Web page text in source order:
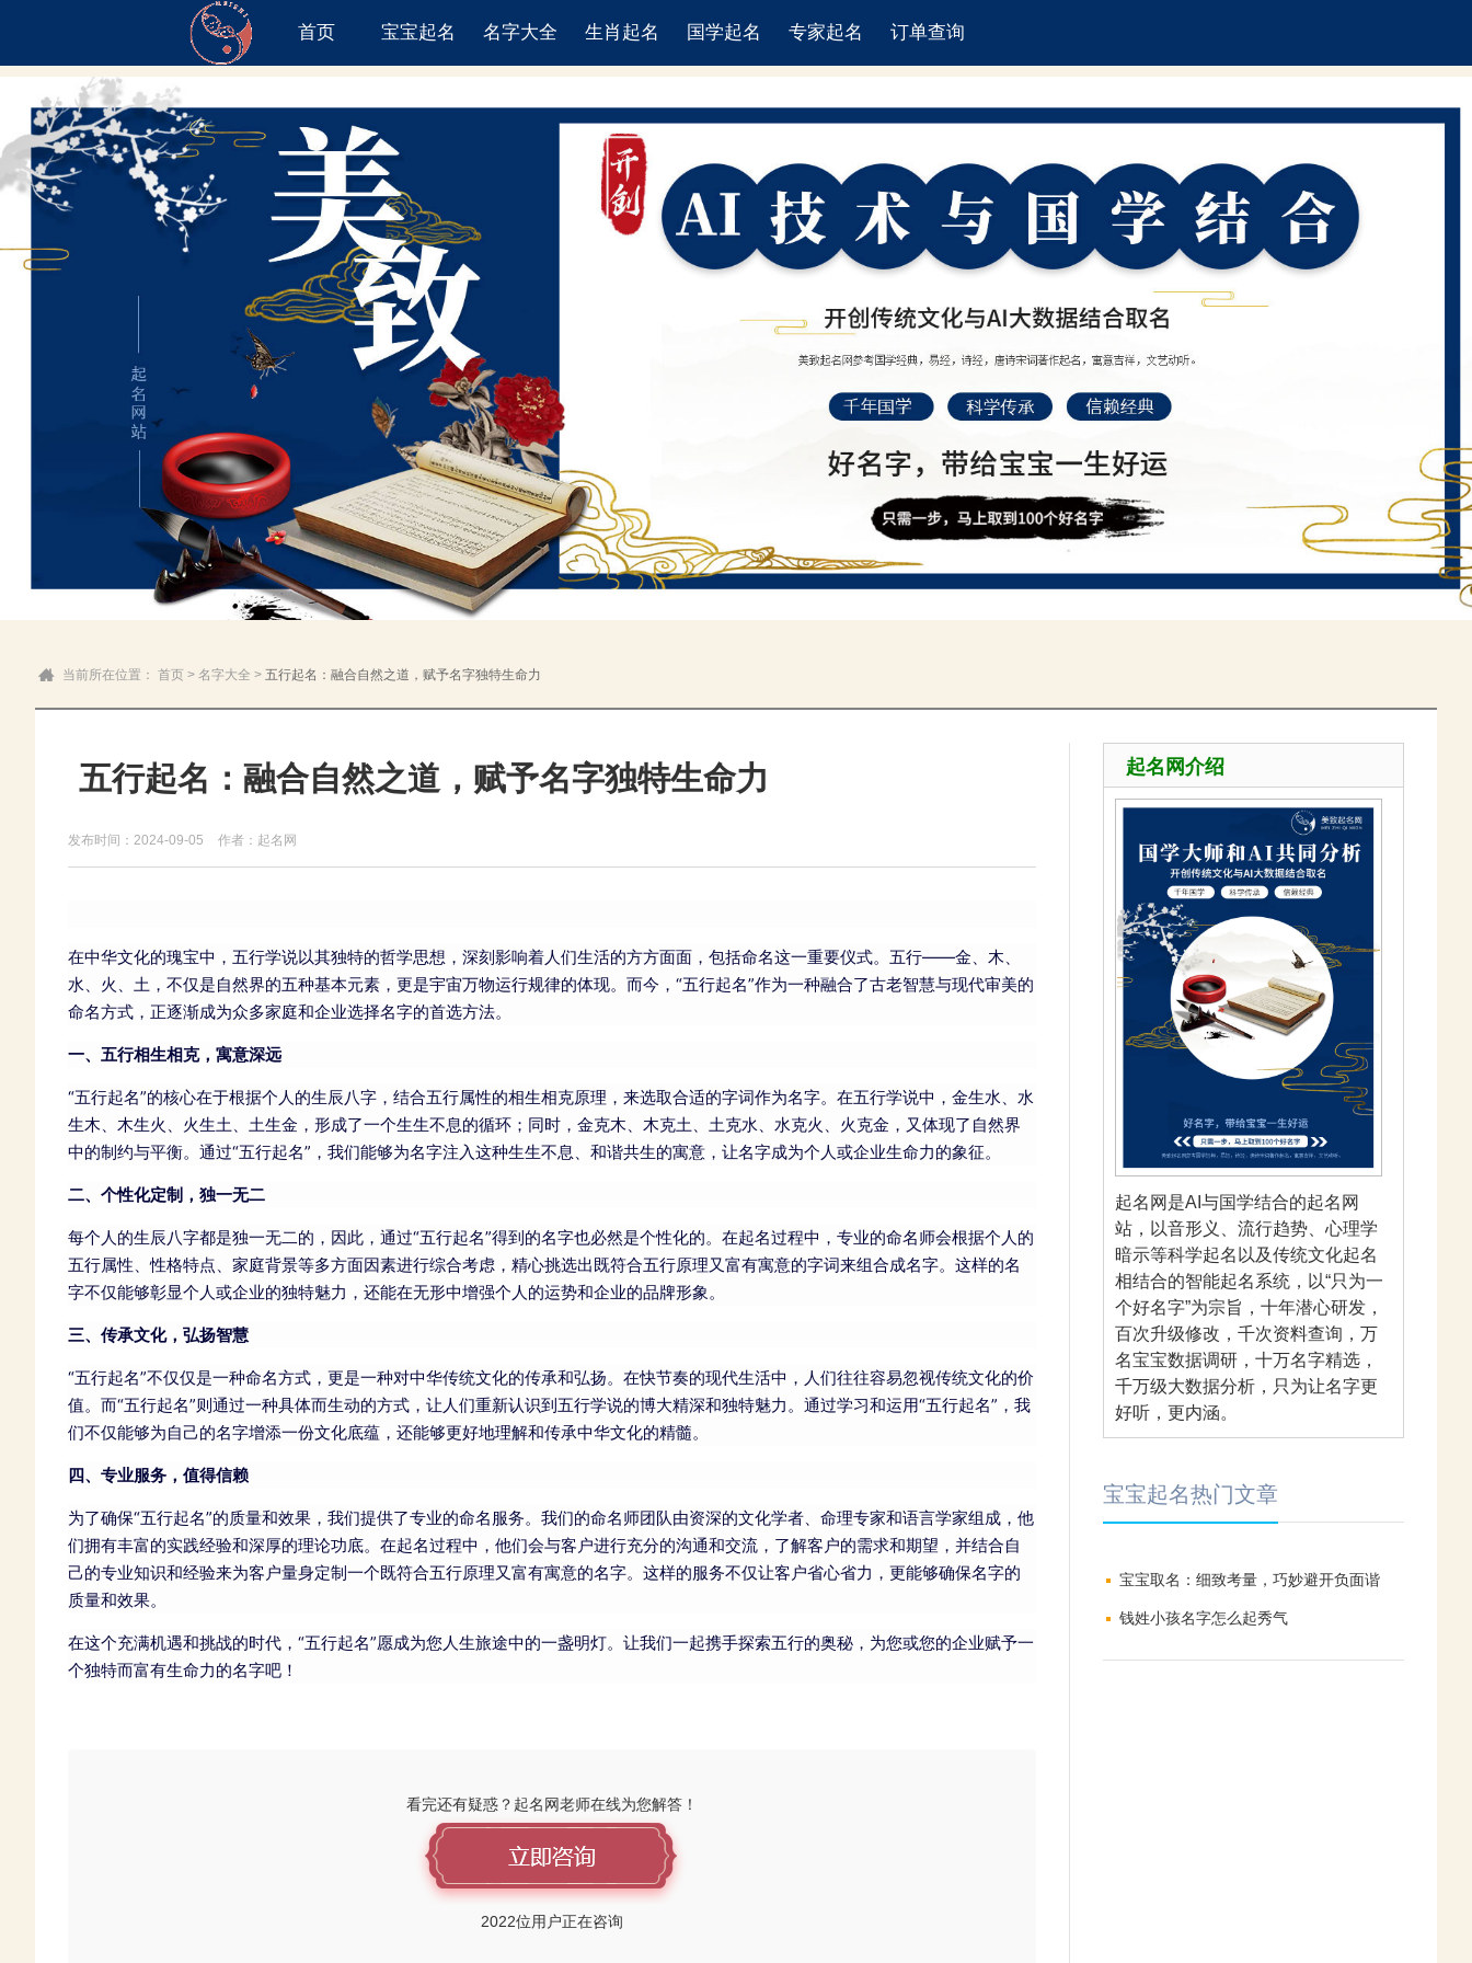
首页 宝宝起名 名字大全 生肖起名 国学起名 专家起名 订单查询
当前所在位置： 首页 > 名字大全 > 五行起名：融合自然之道，赋予名字独特生命力
五行起名：融合自然之道，赋予名字独特生命力
发布时间：2024-09-05 作者：起名网
在中华文化的瑰宝中，五行学说以其独特的哲学思想，深刻影响着人们生活的方方面面，包括命名这一重要仪式。五行——金、木、
水、火、土，不仅是自然界的五种基本元素，更是宇宙万物运行规律的体现。而今，“五行起名”作为一种融合了古老智慧与现代审美的
命名方式，正逐渐成为众多家庭和企业选择名字的首选方法。
一、五行相生相克，寓意深远
“五行起名”的核心在于根据个人的生辰八字，结合五行属性的相生相克原理，来选取合适的字词作为名字。在五行学说中，金生水、水
生木、木生火、火生土、土生金，形成了一个生生不息的循环；同时，金克木、木克土、土克水、水克火、火克金，又体现了自然界
中的制约与平衡。通过“五行起名”，我们能够为名字注入这种生生不息、和谐共生的寓意，让名字成为个人或企业生命力的象征。
二、个性化定制，独一无二
每个人的生辰八字都是独一无二的，因此，通过“五行起名”得到的名字也必然是个性化的。在起名过程中，专业的命名师会根据个人的
五行属性、性格特点、家庭背景等多方面因素进行综合考虑，精心挑选出既符合五行原理又富有寓意的字词来组合成名字。这样的名
字不仅能够彰显个人或企业的独特魅力，还能在无形中增强个人的运势和企业的品牌形象。
三、传承文化，弘扬智慧
“五行起名”不仅仅是一种命名方式，更是一种对中华传统文化的传承和弘扬。在快节奏的现代生活中，人们往往容易忽视传统文化的价
值。而“五行起名”则通过一种具体而生动的方式，让人们重新认识到五行学说的博大精深和独特魅力。通过学习和运用“五行起名”，我
们不仅能够为自己的名字增添一份文化底蕴，还能够更好地理解和传承中华文化的精髓。
四、专业服务，值得信赖
为了确保“五行起名”的质量和效果，我们提供了专业的命名服务。我们的命名师团队由资深的文化学者、命理专家和语言学家组成，他
们拥有丰富的实践经验和深厚的理论功底。在起名过程中，他们会与客户进行充分的沟通和交流，了解客户的需求和期望，并结合自
己的专业知识和经验来为客户量身定制一个既符合五行原理又富有寓意的名字。这样的服务不仅让客户省心省力，更能够确保名字的
质量和效果。
在这个充满机遇和挑战的时代，“五行起名”愿成为您人生旅途中的一盏明灯。让我们一起携手探索五行的奥秘，为您或您的企业赋予一
个独特而富有生命力的名字吧！
看完还有疑惑？起名网老师在线为您解答！
2022位用户正在咨询
起名网介绍
起名网是AI与国学结合的起名网
站，以音形义、流行趋势、心理学
暗示等科学起名以及传统文化起名
相结合的智能起名系统，以“只为一
个好名字”为宗旨，十年潜心研发，
百次升级修改，千次资料查询，万
名宝宝数据调研，十万名字精选，
千万级大数据分析，只为让名字更
好听，更内涵。
宝宝起名热门文章
宝宝取名：细致考量，巧妙避开负面谐
音，编织美好寓意与期望
钱姓小孩名字怎么起秀气